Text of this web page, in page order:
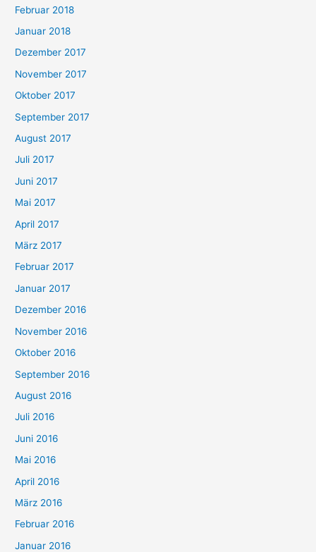
Februar 2018
Januar 2018
Dezember 2017
November 2017
Oktober 2017
September 2017
August 2017
Juli 2017
Juni 2017
Mai 2017
April 2017
März 2017
Februar 2017
Januar 2017
Dezember 2016
November 2016
Oktober 2016
September 2016
August 2016
Juli 2016
Juni 2016
Mai 2016
April 2016
März 2016
Februar 2016
Januar 2016